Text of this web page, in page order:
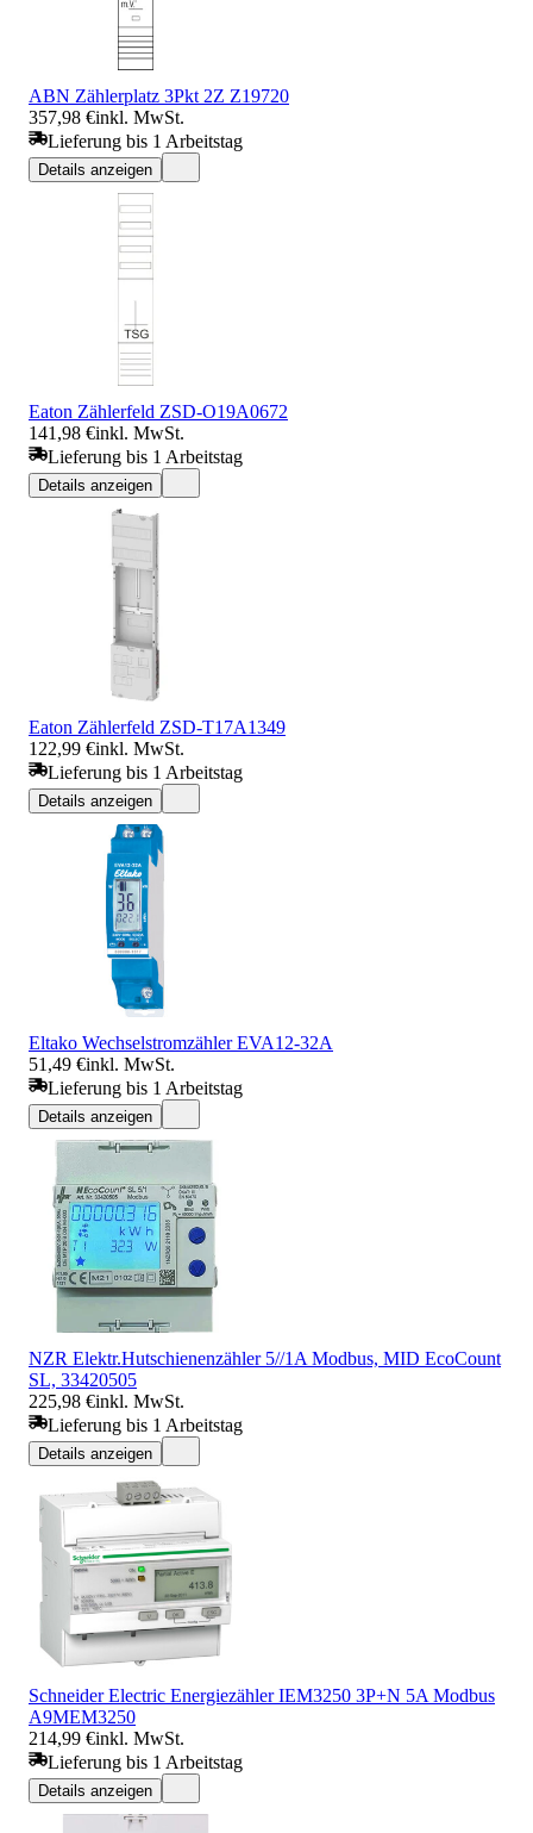
ABN Zählerplatz 3Pkt 2Z Z19720
357,98 €inkl. MwSt.
Lieferung bis 1 Arbeitstag
Details anzeigen
Eaton Zählerfeld ZSD-O19A0672
141,98 €inkl. MwSt.
Lieferung bis 1 Arbeitstag
Details anzeigen
Eaton Zählerfeld ZSD-T17A1349
122,99 €inkl. MwSt.
Lieferung bis 1 Arbeitstag
Details anzeigen
Eltako Wechselstromzähler EVA12-32A
51,49 €inkl. MwSt.
Lieferung bis 1 Arbeitstag
Details anzeigen
NZR Elektr.Hutschienenzähler 5//1A Modbus, MID EcoCount
SL, 33420505
225,98 €inkl. MwSt.
Lieferung bis 1 Arbeitstag
Details anzeigen
Schneider Electric Energiezähler IEM3250 3P+N 5A Modbus
A9MEM3250
214,99 €inkl. MwSt.
Lieferung bis 1 Arbeitstag
Details anzeigen